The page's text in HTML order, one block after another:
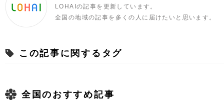
LOHAIの記事を更新しています。
全国の地域の記事を多くの人に届けたいと思います。
この記事に関するタグ
全国のおすすめ記事